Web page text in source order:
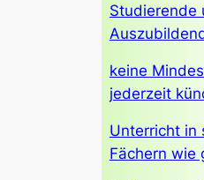
Studierende
keine
jederzeit
Unterricht in
Fächern wie